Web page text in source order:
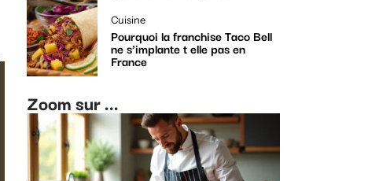
Cuisine
Pourquoi la franchise Taco Bell
ne s’implante t elle pas en
France
Zoom sur ...